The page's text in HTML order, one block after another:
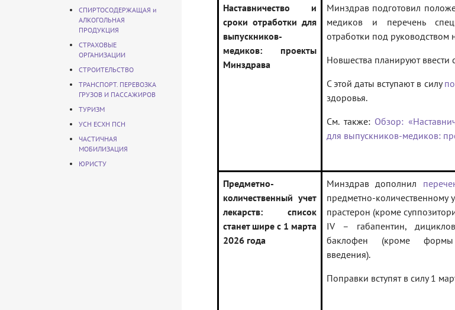
СПИРТОСОДЕРЖАЩАЯ и
АЛКОГОЛЬНАЯ
ПРОДУКЦИЯ
СТРАХОВЫЕ
ОРГАНИЗАЦИИ
СТРОИТЕЛЬСТВО
ТРАНСПОРТ. ПЕРЕВОЗКА
ГРУЗОВ И ПАССАЖИРОВ
ТУРИЗМ
УСН ЕСХН ПСН
ЧАСТИЧНАЯ
МОБИЛИЗАЦИЯ
ЮРИСТУ
Наставничество и
сроки отработки для
выпускников-
медиков: проекты
Минздрава
Минздрав подготовил
медиков и перечень
отработки под руководством
Новшества планируют ввести
С этой даты вступают в силу
здоровья.
См. также: Обзор:
для выпускников-медиков:
Предметно-
количественный учет
лекарств: список
станет шире с 1 марта
2026 года
Минздрав дополнил
предметно-количественному
прастерон (кроме
IV – габапентин,
баклофен (кроме формы
введения).
Поправки вступят в силу 1